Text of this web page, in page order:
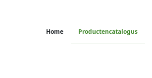
Home Productencatalogus